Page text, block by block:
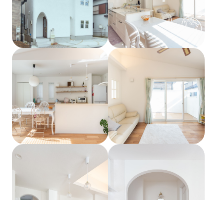
来場予約
イベント情報
お問い合わせ
プライバシーポリシー
カスタマーハラスメントポリシー